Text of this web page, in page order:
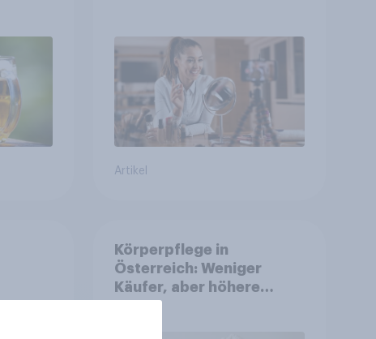
Artikel
Körperpflege in
Österreich: Weniger
Käufer, aber höhere
Ausgaben und intensivere